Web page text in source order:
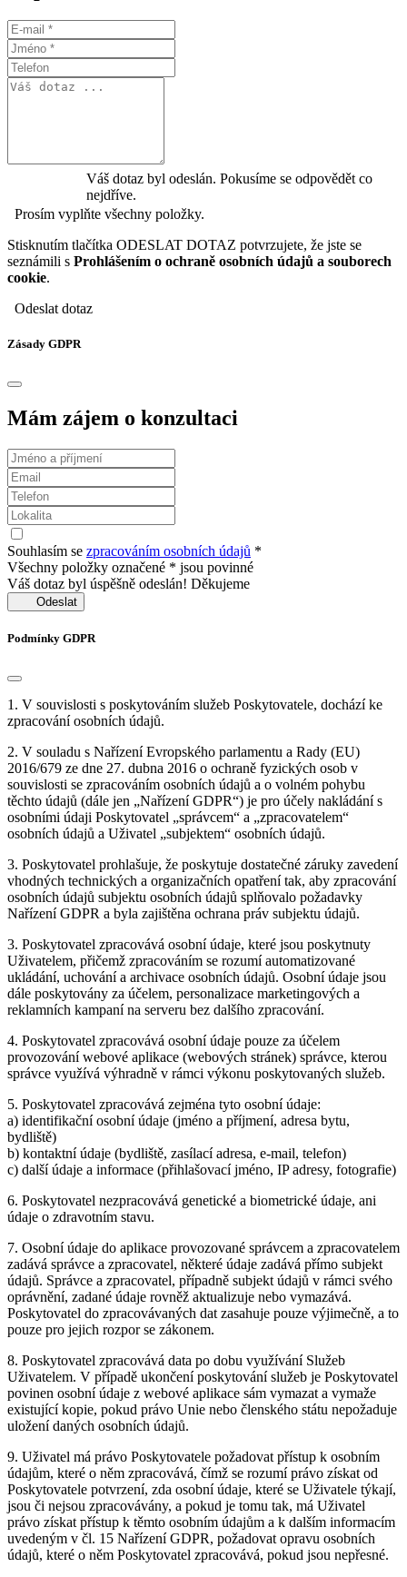
Váš dotaz byl odeslán. Pokusíme se odpovědět co
nejdříve.
Prosím vyplňte všechny položky.
Stisknutím tlačítka ODESLAT DOTAZ potvrzujete, že jste se
seznámili s Prohlášením o ochraně osobních údajů a souborech
cookie.
Odeslat dotaz
Zásady GDPR
Mám zájem o konzultaci
Souhlasím se zpracováním osobních údajů *
Všechny položky označené * jsou povinné
Váš dotaz byl úspěšně odeslán! Děkujeme
Odeslat
Podmínky GDPR
1. V souvislosti s poskytováním služeb Poskytovatele, dochází ke
zpracování osobních údajů.
2. V souladu s Nařízení Evropského parlamentu a Rady (EU)
2016/679 ze dne 27. dubna 2016 o ochraně fyzických osob v
souvislosti se zpracováním osobních údajů a o volném pohybu
těchto údajů (dále jen „Nařízení GDPR“) je pro účely nakládání s
osobními údaji Poskytovatel „správcem“ a „zpracovatelem“
osobních údajů a Uživatel „subjektem“ osobních údajů.
3. Poskytovatel prohlašuje, že poskytuje dostatečné záruky zavedení
vhodných technických a organizačních opatření tak, aby zpracování
osobních údajů subjektu osobních údajů splňovalo požadavky
Nařízení GDPR a byla zajištěna ochrana práv subjektu údajů.
3. Poskytovatel zpracovává osobní údaje, které jsou poskytnuty
Uživatelem, přičemž zpracováním se rozumí automatizované
ukládání, uchování a archivace osobních údajů. Osobní údaje jsou
dále poskytovány za účelem, personalizace marketingových a
reklamních kampaní na serveru bez dalšího zpracování.
4. Poskytovatel zpracovává osobní údaje pouze za účelem
provozování webové aplikace (webových stránek) správce, kterou
správce využívá výhradně v rámci výkonu poskytovaných služeb.
5. Poskytovatel zpracovává zejména tyto osobní údaje:
a) identifikační osobní údaje (jméno a příjmení, adresa bytu,
bydliště)
b) kontaktní údaje (bydliště, zasílací adresa, e-mail, telefon)
c) další údaje a informace (přihlašovací jméno, IP adresy, fotografie)
6. Poskytovatel nezpracovává genetické a biometrické údaje, ani
údaje o zdravotním stavu.
7. Osobní údaje do aplikace provozované správcem a zpracovatelem
zadává správce a zpracovatel, některé údaje zadává přímo subjekt
údajů. Správce a zpracovatel, případně subjekt údajů v rámci svého
oprávnění, zadané údaje rovněž aktualizuje nebo vymazává.
Poskytovatel do zpracovávaných dat zasahuje pouze výjimečně, a to
pouze pro jejich rozpor se zákonem.
8. Poskytovatel zpracovává data po dobu využívání Služeb
Uživatelem. V případě ukončení poskytování služeb je Poskytovatel
povinen osobní údaje z webové aplikace sám vymazat a vymaže
existující kopie, pokud právo Unie nebo členského státu nepožaduje
uložení daných osobních údajů.
9. Uživatel má právo Poskytovatele požadovat přístup k osobním
údajům, které o něm zpracovává, čímž se rozumí právo získat od
Poskytovatele potvrzení, zda osobní údaje, které se Uživatele týkají,
jsou či nejsou zpracovávány, a pokud je tomu tak, má Uživatel
právo získat přístup k těmto osobním údajům a k dalším informacím
uvedeným v čl. 15 Nařízení GDPR, požadovat opravu osobních
údajů, které o něm Poskytovatel zpracovává, pokud jsou nepřesné.